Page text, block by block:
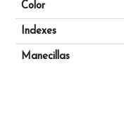
Color
Indexes
Manecillas